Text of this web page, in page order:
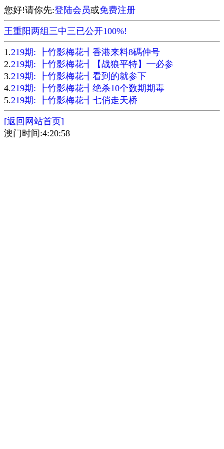
您好!请你先:登陆会员或免费注册
王重阳两组三中三已公开100%!
1.219期: ┣竹影梅花┫香港来料8碼仲号
2.219期: ┣竹影梅花┫【战狼平特】━必参
3.219期: ┣竹影梅花┫看到的就参下
4.219期: ┣竹影梅花┫绝杀10个数期期毒
5.219期: ┣竹影梅花┫七俏走天桥
[返回网站首页]
澳门时间:4:20:58